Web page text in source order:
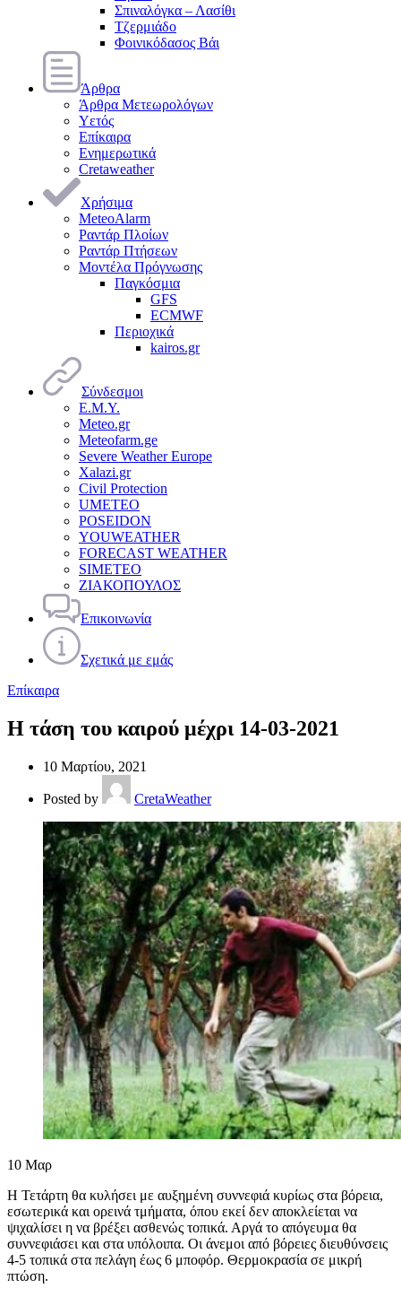
Σπιναλόγκα – Λασίθι
Τζερμιάδο
Φοινικόδασος Βάι
Άρθρα
Άρθρα Μετεωρολόγων
Υετός
Επίκαιρα
Ενημερωτικά
Cretaweather
Χρήσιμα
MeteoAlarm
Ραντάρ Πλοίων
Ραντάρ Πτήσεων
Μοντέλα Πρόγνωσης
Παγκόσμια
GFS
ECMWF
Περιοχικά
kairos.gr
Σύνδεσμοι
Ε.Μ.Υ.
Meteo.gr
Meteofarm.ge
Severe Weather Europe
Xalazi.gr
Civil Protection
UMETEO
POSEIDON
YOUWEATHER
FORECAST WEATHER
SIMETEO
ΖΙΑΚΟΠΟΥΛΟΣ
Επικοινωνία
Σχετικά με εμάς
Επίκαιρα
Η τάση του καιρού μέχρι 14-03-2021
10 Μαρτίου, 2021
Posted by CretaWeather
10 Μαρ
Η Τετάρτη θα κυλήσει με αυξημένη συννεφιά κυρίως στα βόρεια,
εσωτερικά και ορεινά τμήματα, όπου εκεί δεν αποκλείεται να
ψιχαλίσει η να βρέξει ασθενώς τοπικά. Αργά το απόγευμα θα
συννεφιάσει και στα υπόλοιπα. Οι άνεμοι από βόρειες διευθύνσεις
4-5 τοπικά στα πελάγη έως 6 μποφόρ. Θερμοκρασία σε μικρή
πτώση.